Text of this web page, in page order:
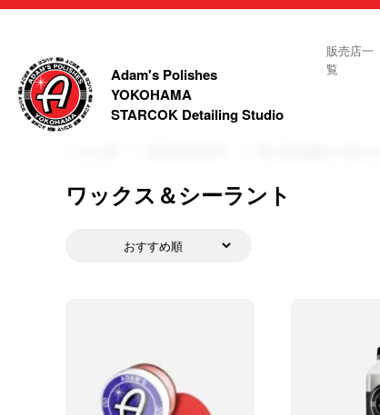
Adam's Polishes
YOKOHAMA
STARCOK Detailing Studio
販売店一
覧
ワックス＆シーラント